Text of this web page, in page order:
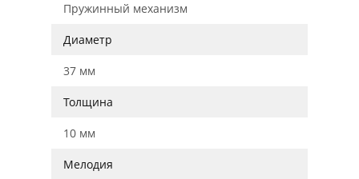
Пружинный механизм
Диаметр
37 мм
Толщина
10 мм
Мелодия